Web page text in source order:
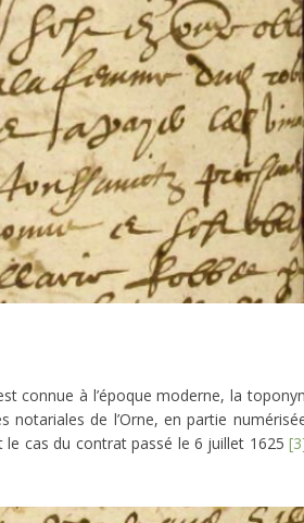
connue à l’époque moderne, la
de l’Orne, en partie
le cas du contrat passé le 6 juillet 1625